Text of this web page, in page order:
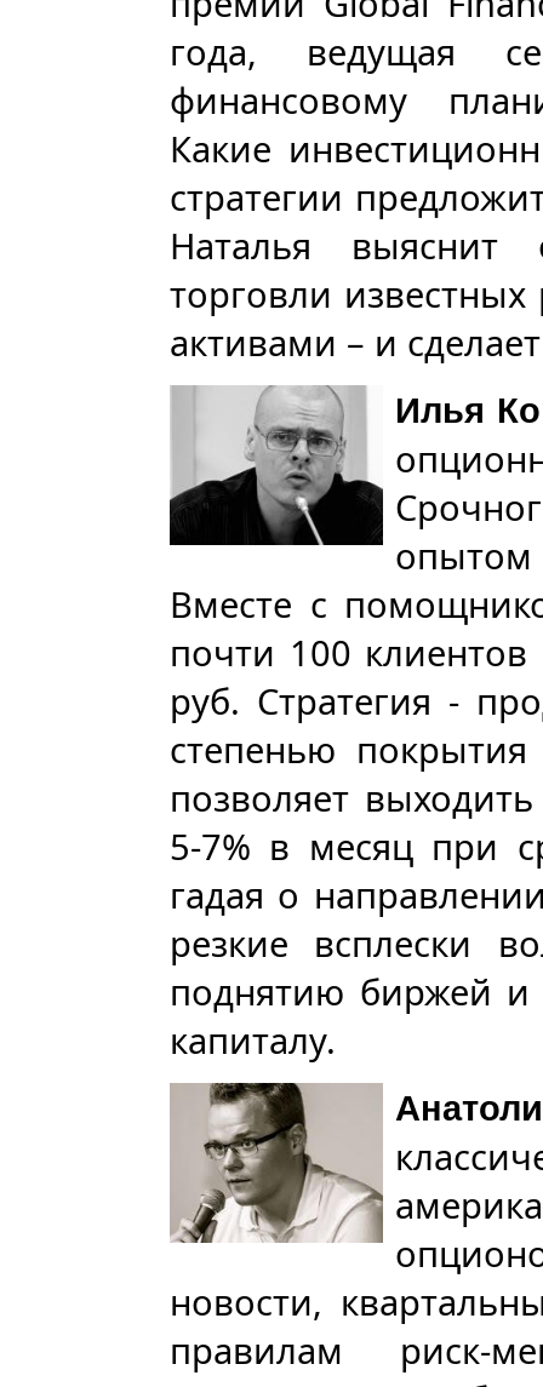
года, ведущая
финансовому
Какие
стратегии
Наталья выяснит
торговли
активами – и
Илья
Вместе с
почти 100
руб. Стратегия -
степенью
позволяет
5-7% в месяц при
гадая о
резкие всплески
поднятию биржей и
капиталу.
новости,
правилам риск-